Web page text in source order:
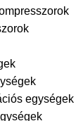
egységek